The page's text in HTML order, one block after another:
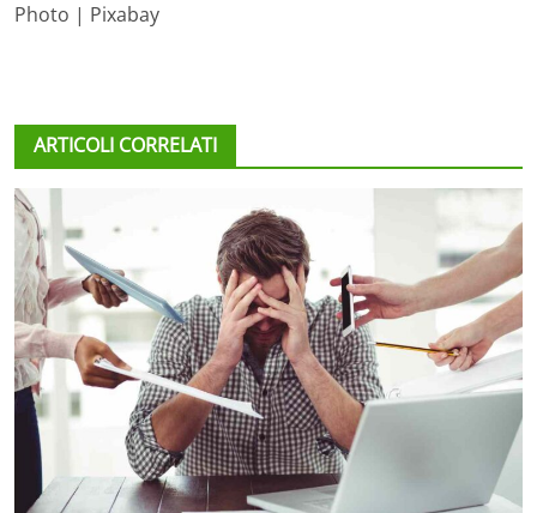
Photo | Pixabay
ARTICOLI CORRELATI